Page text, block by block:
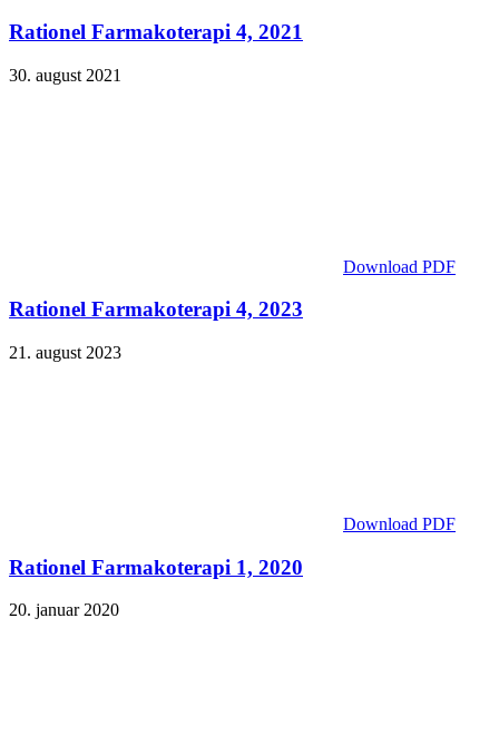
Rationel Farmakoterapi 4, 2021
30. august 2021
Download PDF
Rationel Farmakoterapi 4, 2023
21. august 2023
Download PDF
Rationel Farmakoterapi 1, 2020
20. januar 2020